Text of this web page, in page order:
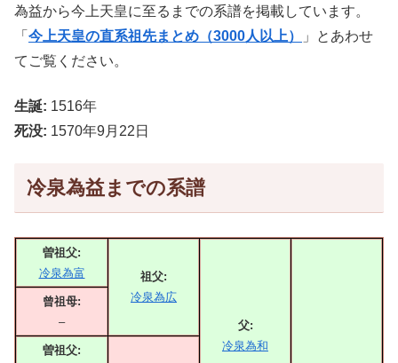
為益から今上天皇に至るまでの系譜を掲載しています。
「 今上天皇の直系祖先まとめ（3000人以上）
」とあわせ
てご覧ください。
生誕: 1516年
死没: 1570年9月22日
冷泉為益までの系譜
曽祖父:
冷泉為富
祖父:
冷泉為広
父:
冷泉為和
曾祖母:
–
曽祖父: